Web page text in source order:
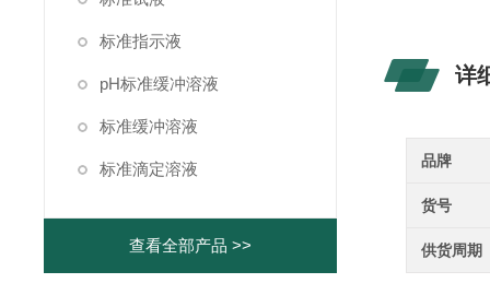
标准指示液
pH标准缓冲溶液
标准缓冲溶液
标准滴定溶液
查看全部产品 >>
详
品牌
货号
供货周期